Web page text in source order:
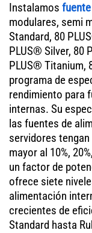
Instalamos
modulares, semi
Standard, 80
PLUS® Silver, 80
PLUS® Titanium,
programa de
rendimiento para
internas. Su
las fuentes de
servidores
mayor al 10%,
un factor de
ofrece siete
alimentación
crecientes de
Standard hasta